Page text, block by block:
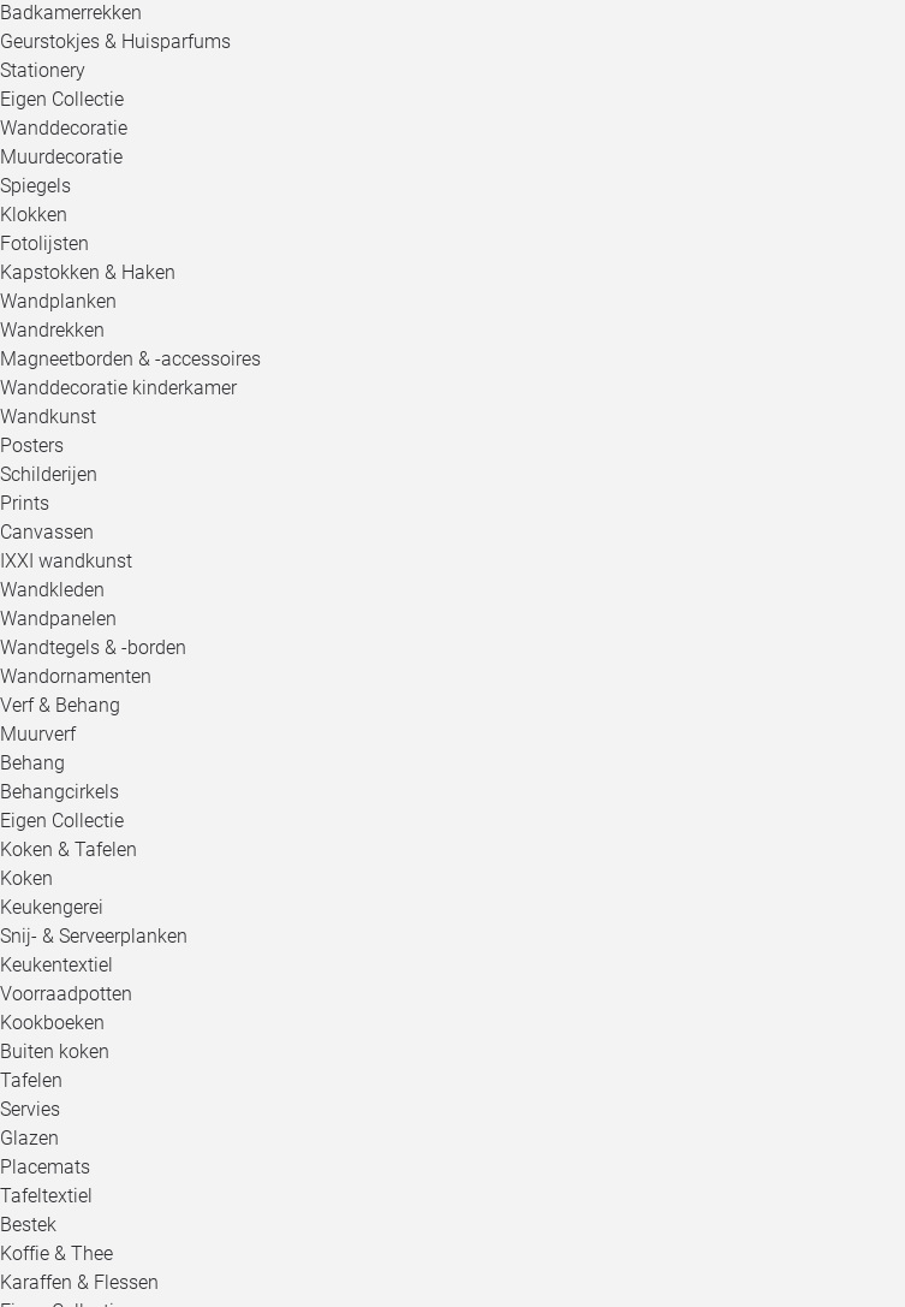
Badkamerrekken
Geurstokjes & Huisparfums
Stationery
Eigen Collectie
Wanddecoratie
Muurdecoratie
Spiegels
Klokken
Fotolijsten
Kapstokken & Haken
Wandplanken
Wandrekken
Magneetborden & -accessoires
Wanddecoratie kinderkamer
Wandkunst
Posters
Schilderijen
Prints
Canvassen
IXXI wandkunst
Wandkleden
Wandpanelen
Wandtegels & -borden
Wandornamenten
Verf & Behang
Muurverf
Behang
Behangcirkels
Eigen Collectie
Koken & Tafelen
Koken
Keukengerei
Snij- & Serveerplanken
Keukentextiel
Voorraadpotten
Kookboeken
Buiten koken
Tafelen
Servies
Glazen
Placemats
Tafeltextiel
Bestek
Koffie & Thee
Karaffen & Flessen